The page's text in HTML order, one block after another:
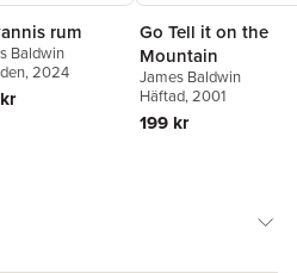
rum
Baldwin
, 2024
Go Tell it on the
Mountain
James Baldwin
Häftad, 2001
199 kr